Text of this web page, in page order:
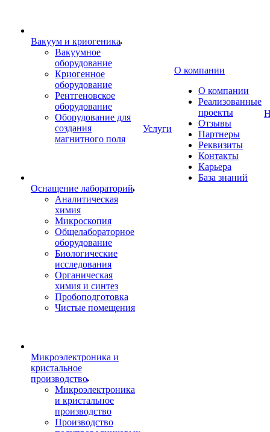
Вакуум и криогеника
Вакуумное
оборудование
Криогенное
оборудование
Рентгеновское
оборудование
Оборудование для
создания
магнитного поля
Оснащение лабораторий
Аналитическая
химия
Микроскопия
Общелабораторное
оборудование
Биологические
исследования
Органическая
химия и синтез
Пробоподготовка
Чистые помещения
Микроэлектроника и
кристальное
производство
Микроэлектроника
и кристальное
производство
Производство
Услуги
О компании
О компании
Реализованные
проекты
Отзывы
Партнеры
Реквизиты
Контакты
Карьера
База знаний